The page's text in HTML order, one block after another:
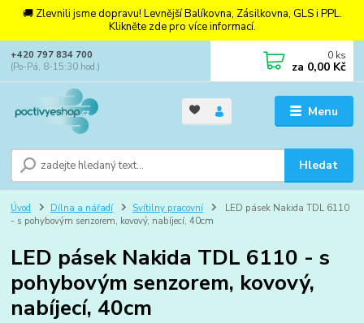
🚚 Zlevnili jsme dopravu! Levnější Balíkovna, Zásilkovna, GLS i PPL.
Klikněte zde pro více informací.
Menu
Hledat
+420 797 834 700
(Po-Pá, 8-15:30 hod.)
0 ks
za 0,00 Kč
Úvod Dílna a nářadí Svítilny pracovní
LED pásek Nakida TDL 6110
- s pohybovým senzorem, kovový, nabíjecí, 40cm
LED pásek Nakida TDL 6110 - s
pohybovým senzorem, kovový,
nabíjecí, 40cm